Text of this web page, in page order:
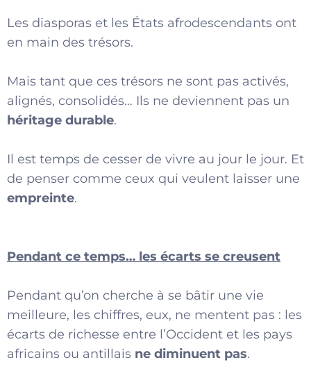
Les diasporas et les États afrodescendants ont
en main des trésors.
Mais tant que ces trésors ne sont pas activés,
alignés, consolidés… Ils ne deviennent pas un
héritage durable.
Il est temps de cesser de vivre au jour le jour. Et
de penser comme ceux qui veulent laisser une
empreinte.
Pendant ce temps… les écarts se creusent
Pendant qu’on cherche à se bâtir une vie
meilleure, les chiffres, eux, ne mentent pas : les
écarts de richesse entre l’Occident et les pays
africains ou antillais ne diminuent pas.